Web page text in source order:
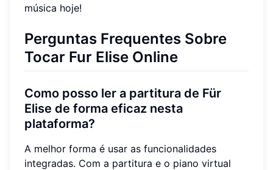
música hoje!
Perguntas Frequentes Sobre
Tocar Fur Elise Online
Como posso ler a partitura de Für
Elise de forma eficaz nesta
plataforma?
A melhor forma é usar as funcionalidades
integradas. Com a partitura e o piano virtual